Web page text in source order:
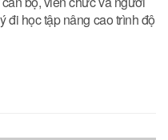
đi học tập nâng cao trình độ